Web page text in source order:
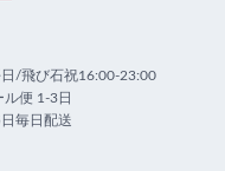
/飛び石祝16:00-23:00
便 1-3日
毎日配送